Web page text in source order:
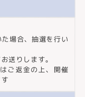
場合、抽選を行い
送りします。
ご返金の上、開催